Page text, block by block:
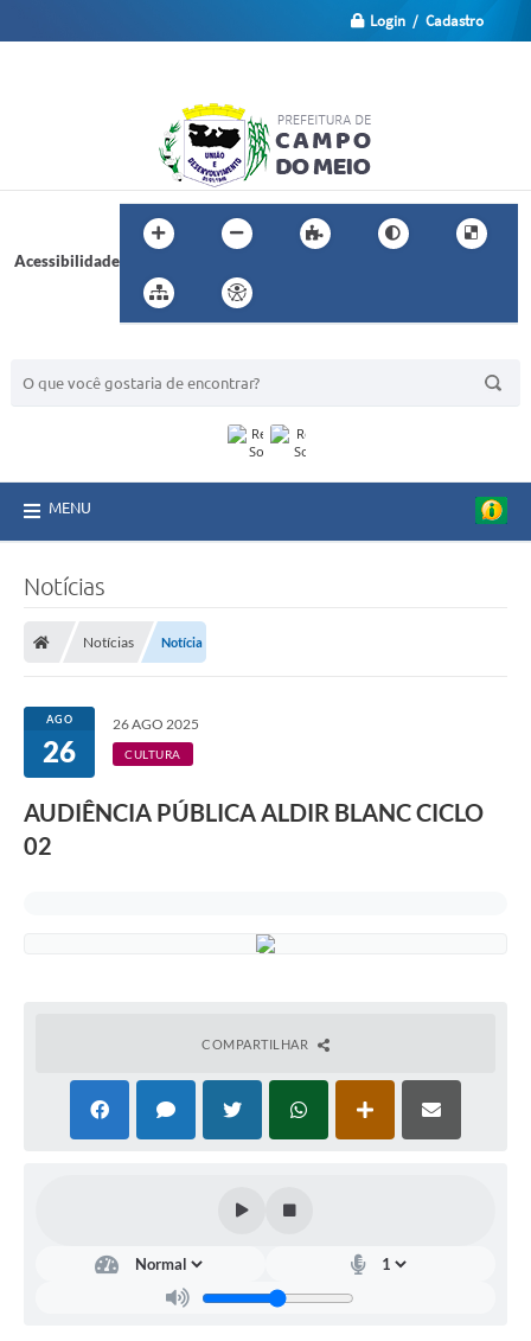
Login / Cadastro
Acessibilidade
MENU
Notícias
Notícias Notícia
AGO
26
26 AGO 2025
CULTURA
AUDIÊNCIA PÚBLICA ALDIR BLANC CICLO
02
COMPARTILHAR